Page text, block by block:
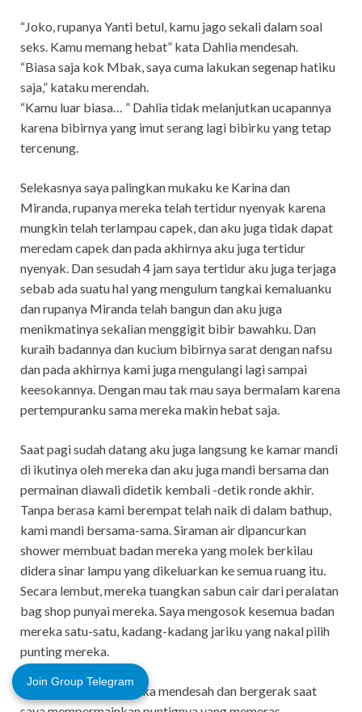
“Joko, rupanya Yanti betul, kamu jago sekali dalam soal
seks. Kamu memang hebat” kata Dahlia mendesah.
“Biasa saja kok Mbak, saya cuma lakukan segenap hatiku
saja,” kataku merendah.
“Kamu luar biasa… ” Dahlia tidak melanjutkan ucapannya
karena bibirnya yang imut serang lagi bibirku yang tetap
tercenung.
Selekasnya saya palingkan mukaku ke Karina dan
Miranda, rupanya mereka telah tertidur nyenyak karena
mungkin telah terlampau capek, dan aku juga tidak dapat
meredam capek dan pada akhirnya aku juga tertidur
nyenyak. Dan sesudah 4 jam saya tertidur aku juga terjaga
sebab ada suatu hal yang mengulum tangkai kemaluanku
dan rupanya Miranda telah bangun dan aku juga
menikmatinya sekalian menggigit bibir bawahku. Dan
kuraih badannya dan kucium bibirnya sarat dengan nafsu
dan pada akhirnya kami juga mengulangi lagi sampai
keesokannya. Dengan mau tak mau saya bermalam karena
pertempuranku sama mereka makin hebat saja.
Saat pagi sudah datang aku juga langsung ke kamar mandi
di ikutinya oleh mereka dan aku juga mandi bersama dan
permainan diawali didetik kembali -detik ronde akhir.
Tanpa berasa kami berempat telah naik di dalam bathup,
kami mandi bersama-sama. Siraman air dipancurkan
shower membuat badan mereka yang molek berkilau
didera sinar lampu yang dikeluarkan ke semua ruang itu.
Secara lembut, mereka tuangkan sabun cair dari peralatan
bag shop punyai mereka. Saya mengosok kesemua badan
mereka satu-satu, kadang-kadang jariku yang nakal pilih
punting mereka.
“Ughh… Joko… ” mereka mendesah dan bergerak saat
Join Group Telegram